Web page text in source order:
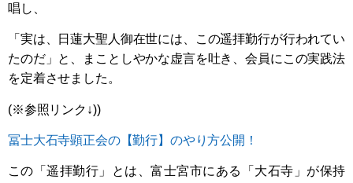
唱し、
「実は、日蓮大聖人御在世には、この遥拝勤行が行われてい
たのだ」と、まことしやかな虚言を吐き、会員にこの実践法
を定着させました。
(※参照リンク↓))
冨士大石寺顕正会の【勤行】のやり方公開！
この「遥拝勤行」とは、富士宮市にある「大石寺」が保持